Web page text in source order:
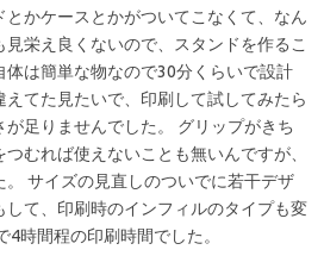
かケースとかがついてこなくて、なん
栄え良くないので、スタンドを作るこ
体は簡単な物なので30分くらいで設計
てた見たいで、印刷して試してみたら
足りませんでした。 グリップがきち
むれば使えないことも無いんですが、
サイズの見直しのついでに若干デザ
して、印刷時のインフィルのタイプも変
時間程の印刷時間でした。